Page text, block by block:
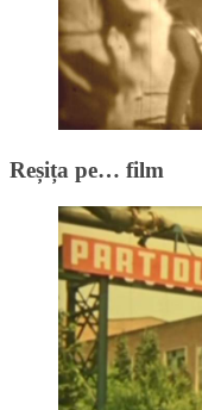
Reșița pe… film